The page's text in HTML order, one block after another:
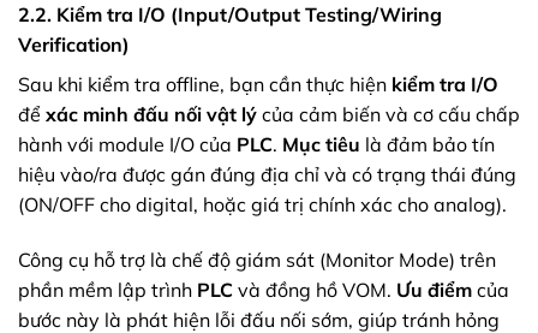
2.2. Kiểm tra I/O (Input/Output Testing/Wiring
Verification)
Sau khi kiểm tra offline, bạn cần thực hiện kiểm tra I/O
để xác minh đấu nối vật lý của cảm biến và cơ cấu chấp
hành với module I/O của PLC. Mục tiêu là đảm bảo tín
hiệu vào/ra được gán đúng địa chỉ và có trạng thái đúng
(ON/OFF cho digital, hoặc giá trị chính xác cho analog).
Công cụ hỗ trợ là chế độ giám sát (Monitor Mode) trên
phần mềm lập trình PLC và đồng hồ VOM. Ưu điểm của
bước này là phát hiện lỗi đấu nối sớm, giúp tránh hỏng